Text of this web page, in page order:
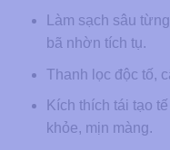
Làm sạch sâu
bã nhờn tích tụ.
Thanh lọc độc tố,
Kích thích tái tạo
khỏe, mịn màng.